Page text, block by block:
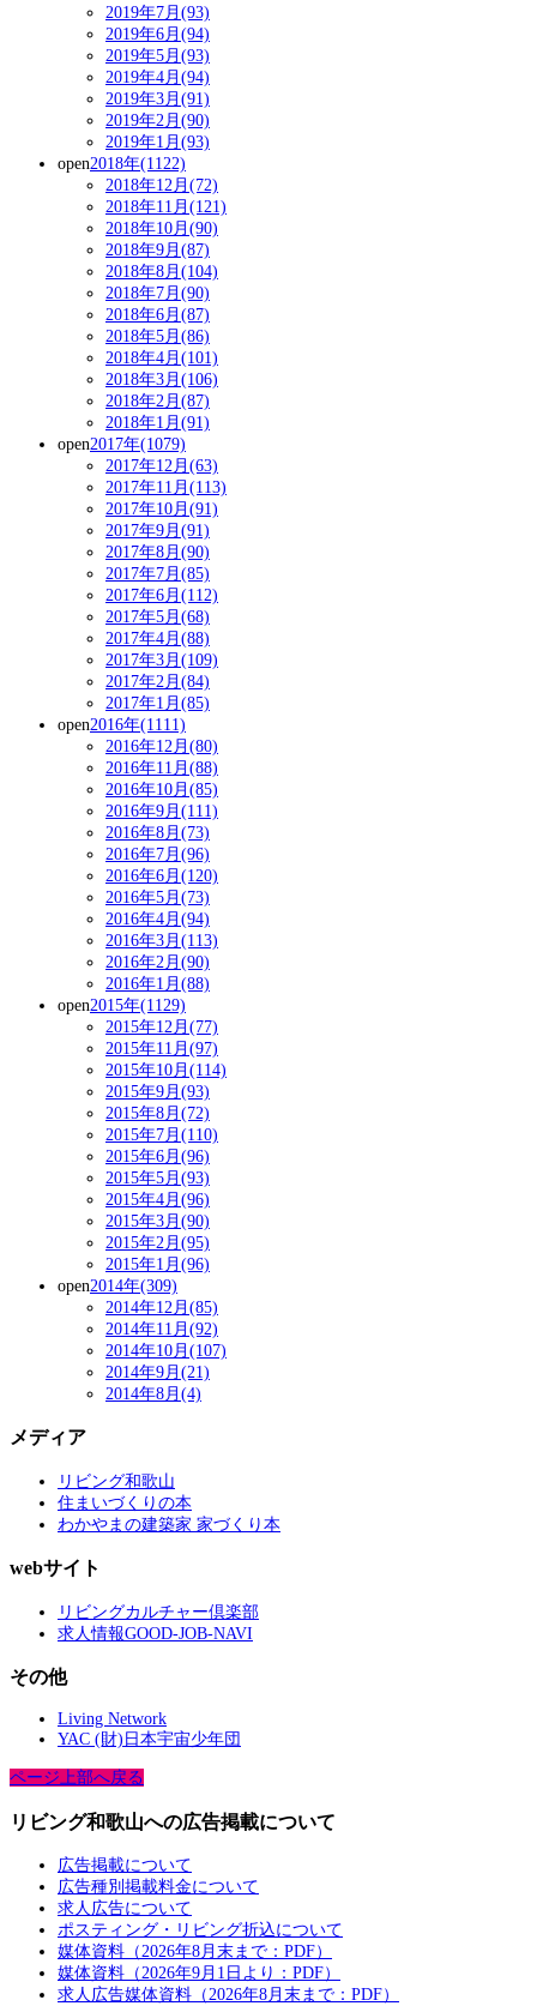
2019年7月(93)
2019年6月(94)
2019年5月(93)
2019年4月(94)
2019年3月(91)
2019年2月(90)
2019年1月(93)
open2018年(1122)
2018年12月(72)
2018年11月(121)
2018年10月(90)
2018年9月(87)
2018年8月(104)
2018年7月(90)
2018年6月(87)
2018年5月(86)
2018年4月(101)
2018年3月(106)
2018年2月(87)
2018年1月(91)
open2017年(1079)
2017年12月(63)
2017年11月(113)
2017年10月(91)
2017年9月(91)
2017年8月(90)
2017年7月(85)
2017年6月(112)
2017年5月(68)
2017年4月(88)
2017年3月(109)
2017年2月(84)
2017年1月(85)
open2016年(1111)
2016年12月(80)
2016年11月(88)
2016年10月(85)
2016年9月(111)
2016年8月(73)
2016年7月(96)
2016年6月(120)
2016年5月(73)
2016年4月(94)
2016年3月(113)
2016年2月(90)
2016年1月(88)
open2015年(1129)
2015年12月(77)
2015年11月(97)
2015年10月(114)
2015年9月(93)
2015年8月(72)
2015年7月(110)
2015年6月(96)
2015年5月(93)
2015年4月(96)
2015年3月(90)
2015年2月(95)
2015年1月(96)
open2014年(309)
2014年12月(85)
2014年11月(92)
2014年10月(107)
2014年9月(21)
2014年8月(4)
メディア
リビング和歌山
住まいづくりの本
わかやまの建築家 家づくり本
webサイト
リビングカルチャー倶楽部
求人情報GOOD-JOB-NAVI
その他
Living Network
YAC (財)日本宇宙少年団
ページ上部へ戻る
リビング和歌山への広告掲載について
広告掲載について
広告種別掲載料金について
求人広告について
ポスティング・リビング折込について
媒体資料（2026年8月末まで：PDF）
媒体資料（2026年9月1日より：PDF）
求人広告媒体資料（2026年8月末まで：PDF）